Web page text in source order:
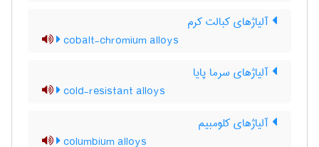
آلیاژهای کبالت کرم
cobalt-chromium alloys
آلیاژهای سرما پایا
cold-resistant alloys
آلیاژهای کلومبیم
columbium alloys